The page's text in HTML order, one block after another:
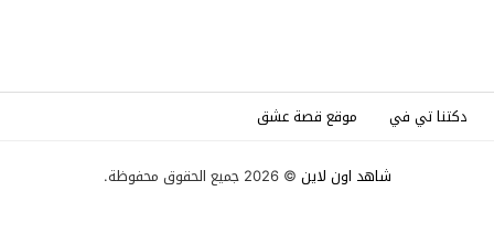
دكتنا تي في موقع قصة عشق
شاهد اون لاين © 2026 جميع الحقوق محفوظة.